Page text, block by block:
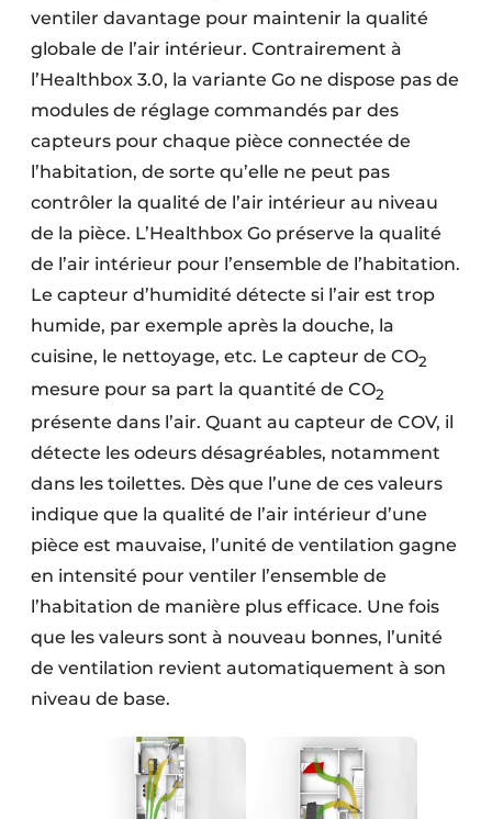
ventiler davantage pour maintenir la qualité
globale de l’air intérieur. Contrairement à
l’Healthbox 3.0, la variante Go ne dispose pas de
modules de réglage commandés par des
capteurs pour chaque pièce connectée de
l’habitation, de sorte qu’elle ne peut pas
contrôler la qualité de l’air intérieur au niveau
de la pièce. L’Healthbox Go préserve la qualité
de l’air intérieur pour l’ensemble de l’habitation.
Le capteur d’humidité détecte si l’air est trop
humide, par exemple après la douche, la
cuisine, le nettoyage, etc. Le capteur de CO2
mesure pour sa part la quantité de CO2
présente dans l’air. Quant au capteur de COV, il
détecte les odeurs désagréables, notamment
dans les toilettes. Dès que l’une de ces valeurs
indique que la qualité de l’air intérieur d’une
pièce est mauvaise, l’unité de ventilation gagne
en intensité pour ventiler l’ensemble de
l’habitation de manière plus efficace. Une fois
que les valeurs sont à nouveau bonnes, l’unité
de ventilation revient automatiquement à son
niveau de base.